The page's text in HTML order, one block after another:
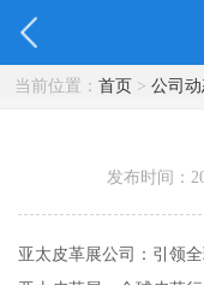
当前位置： 首页> 公司
发布时间：
亚太皮革展公司：引领